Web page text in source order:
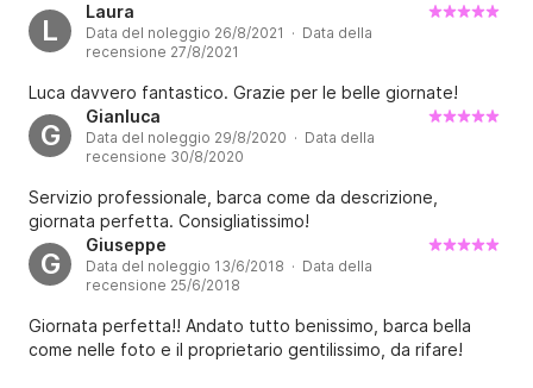
L
Laura
Data del noleggio 26/8/2021 · Data della
recensione 27/8/2021
Luca davvero fantastico. Grazie per le belle giornate!
G
Gianluca
Data del noleggio 29/8/2020 · Data della
recensione 30/8/2020
Servizio professionale, barca come da descrizione,
giornata perfetta. Consigliatissimo!
G
Giuseppe
Data del noleggio 13/6/2018 · Data della
recensione 25/6/2018
Giornata perfetta!! Andato tutto benissimo, barca bella
come nelle foto e il proprietario gentilissimo, da rifare!